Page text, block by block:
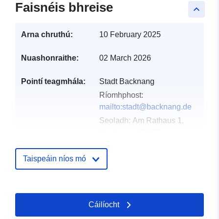
keyboard_arrow_up
Faisnéis bhreise
Arna chruthú: 10 February 2025
Nuashonraithe: 02 March 2026
Pointí teagmhála:
Stadt Backnang
Ríomhphost:
mailto:stadt@backnang.de
Seoladh: Am Rathaus 1,
URL:
http://www.backnang.de
Taifead Catalóige: Curtha le data.europa.eu: 24
January 2026
Taispeáin níos mó
Cáilíocht